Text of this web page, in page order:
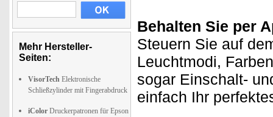
Mehr Hersteller-
Seiten:
VisorTech Elektronische
Schließzylinder mit Fingerabdruck
iColor Druckerpatronen für Epson
Behalten Sie per
Steuern Sie auf
Leuchtmodi,
sogar Einschalt-
einfach Ihr